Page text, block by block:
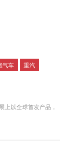
气车 重汽
以全球首发产品，